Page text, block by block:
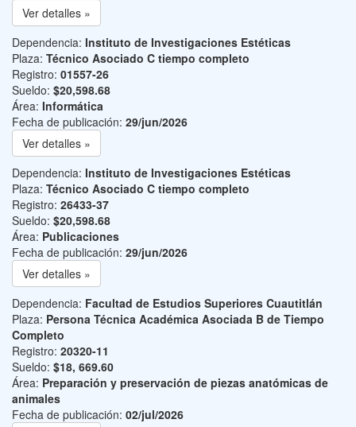
Ver detalles »
Dependencia: Instituto de Investigaciones Estéticas
Plaza: Técnico Asociado C tiempo completo
Registro: 01557-26
Sueldo: $20,598.68
Área: Informática
Fecha de publicación: 29/jun/2026
Ver detalles »
Dependencia: Instituto de Investigaciones Estéticas
Plaza: Técnico Asociado C tiempo completo
Registro: 26433-37
Sueldo: $20,598.68
Área: Publicaciones
Fecha de publicación: 29/jun/2026
Ver detalles »
Dependencia: Facultad de Estudios Superiores Cuautitlán
Plaza: Persona Técnica Académica Asociada B de Tiempo
Completo
Registro: 20320-11
Sueldo: $18, 669.60
Área: Preparación y preservación de piezas anatómicas de
animales
Fecha de publicación: 02/jul/2026